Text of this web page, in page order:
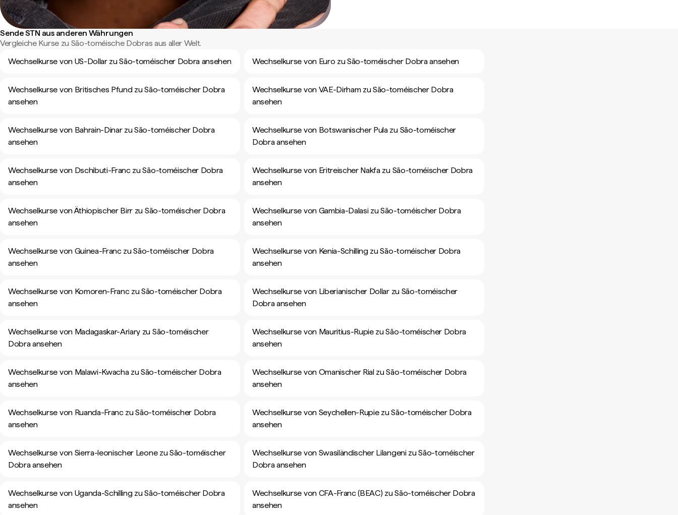
Sende STN aus anderen Währungen
Vergleiche Kurse zu São-toméische Dobras aus aller Welt.
Wechselkurse von US-Dollar zu São-toméischer Dobra ansehen
Wechselkurse von Euro zu São-toméischer Dobra ansehen
Wechselkurse von Britisches Pfund zu São-toméischer Dobra
ansehen
Wechselkurse von VAE-Dirham zu São-toméischer Dobra
ansehen
Wechselkurse von Bahrain-Dinar zu São-toméischer Dobra
ansehen
Wechselkurse von Botswanischer Pula zu São-toméischer
Dobra ansehen
Wechselkurse von Dschibuti-Franc zu São-toméischer Dobra
ansehen
Wechselkurse von Eritreischer Nakfa zu São-toméischer Dobra
ansehen
Wechselkurse von Äthiopischer Birr zu São-toméischer Dobra
ansehen
Wechselkurse von Gambia-Dalasi zu São-toméischer Dobra
ansehen
Wechselkurse von Guinea-Franc zu São-toméischer Dobra
ansehen
Wechselkurse von Kenia-Schilling zu São-toméischer Dobra
ansehen
Wechselkurse von Komoren-Franc zu São-toméischer Dobra
ansehen
Wechselkurse von Liberianischer Dollar zu São-toméischer
Dobra ansehen
Wechselkurse von Madagaskar-Ariary zu São-toméischer
Dobra ansehen
Wechselkurse von Mauritius-Rupie zu São-toméischer Dobra
ansehen
Wechselkurse von Malawi-Kwacha zu São-toméischer Dobra
ansehen
Wechselkurse von Omanischer Rial zu São-toméischer Dobra
ansehen
Wechselkurse von Ruanda-Franc zu São-toméischer Dobra
ansehen
Wechselkurse von Seychellen-Rupie zu São-toméischer Dobra
ansehen
Wechselkurse von Sierra-leonischer Leone zu São-toméischer
Dobra ansehen
Wechselkurse von Swasiländischer Lilangeni zu São-toméischer
Dobra ansehen
Wechselkurse von Uganda-Schilling zu São-toméischer Dobra
ansehen
Wechselkurse von CFA-Franc (BEAC) zu São-toméischer Dobra
ansehen